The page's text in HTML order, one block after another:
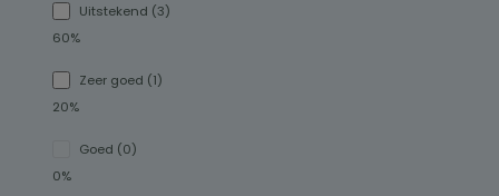
Uitstekend (3)
60%
Zeer goed (1)
20%
Goed (0)
0%